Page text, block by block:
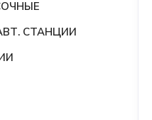
СТАНЦИИ